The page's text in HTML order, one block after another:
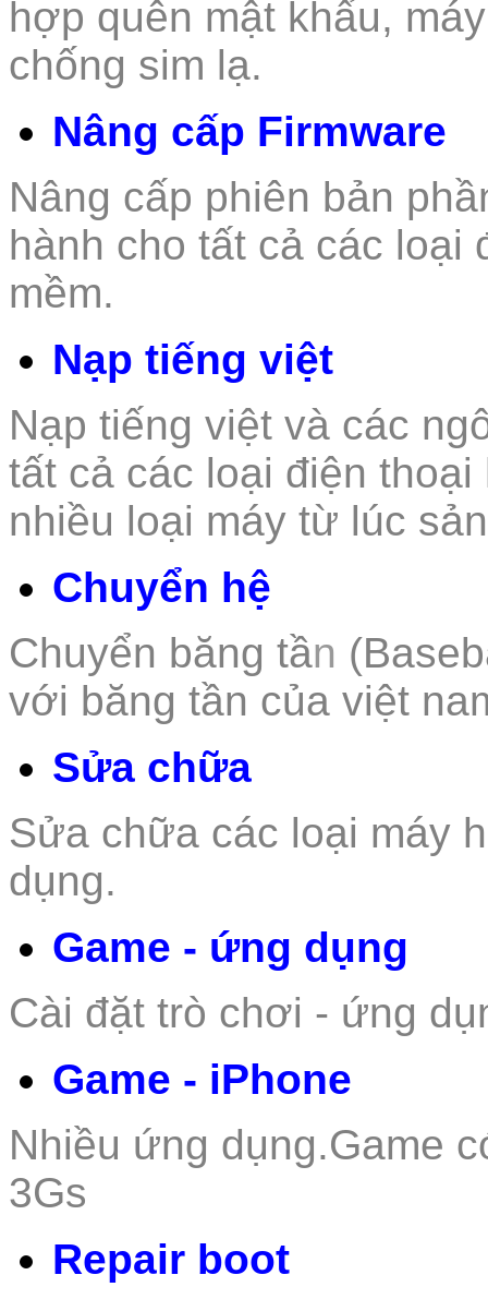
hợp quên mật khẩu,
chống sim lạ.
Nâng cấp Firmware
Nâng cấp phiên bản
hành cho tất cả các loại
mềm.
Nạp tiếng việt
Nạp tiếng việt và các
tất cả các loại điện
nhiều loại máy từ lúc
Chuyển hệ
Chuyển băng tần
với băng tần của việt
Sửa chữa
Sửa chữa các loại máy h
dụng.
Game - ứng dụng
Cài đặt trò chơi - ứng
Game - iPhone
Nhiều ứng dụng.Game
3Gs
Repair boot